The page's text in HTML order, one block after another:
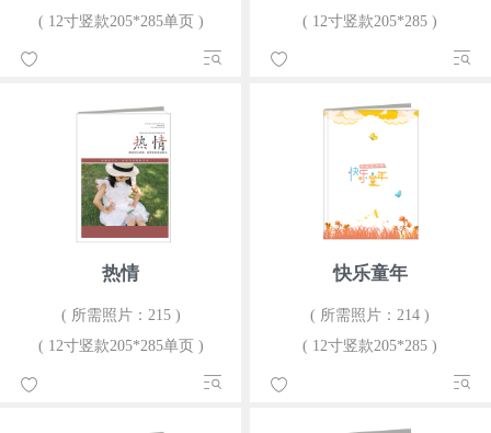
( 12寸竖款205*285单页 )
( 12寸竖款205*285 )
热情
( 所需照片：215 )
( 12寸竖款205*285单页 )
快乐童年
( 所需照片：214 )
( 12寸竖款205*285 )